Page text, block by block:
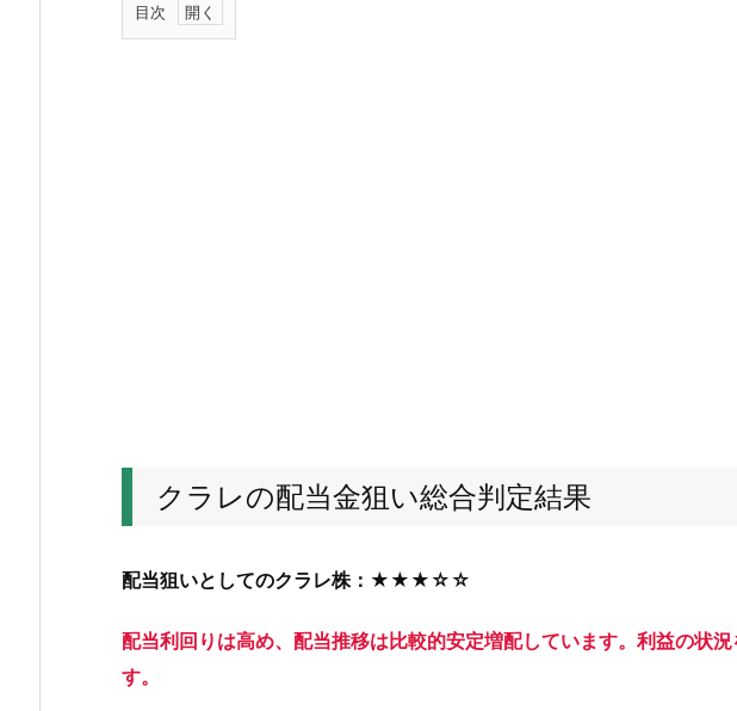
目次
1.
果
ク
レ
クラレの配当金狙い総合判定結果
配当狙いとしてのクラレ株：★★★☆☆
配当利回りは高め、配当推移は比較的安定増配しています。利益の状
す。